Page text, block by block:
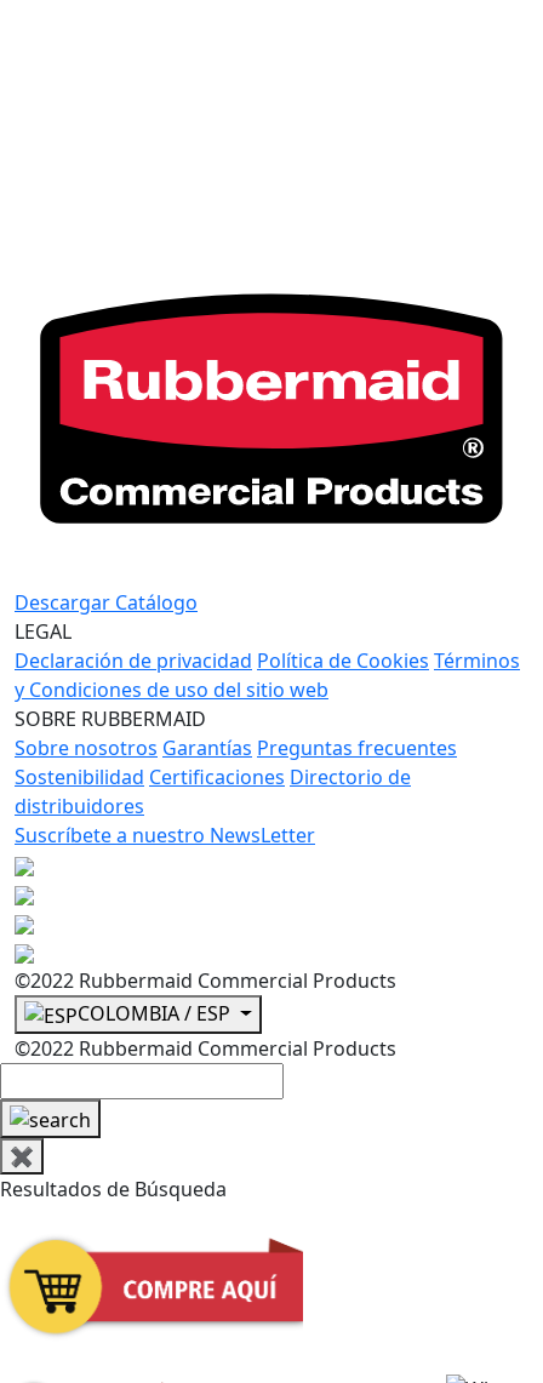
Descargar Catálogo
LEGAL
Declaración de privacidad Política de Cookies Términos
y Condiciones de uso del sitio web
SOBRE RUBBERMAID
Sobre nosotros Garantías Preguntas frecuentes
Sostenibilidad Certificaciones Directorio de
distribuidores
Suscríbete a nuestro NewsLetter
©2022 Rubbermaid Commercial Products
COLOMBIA / ESP
©2022 Rubbermaid Commercial Products
✖
Resultados de Búsqueda